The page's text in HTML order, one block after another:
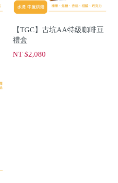
【TGC】古坑AA特級咖啡豆
禮盒
NT $2,080